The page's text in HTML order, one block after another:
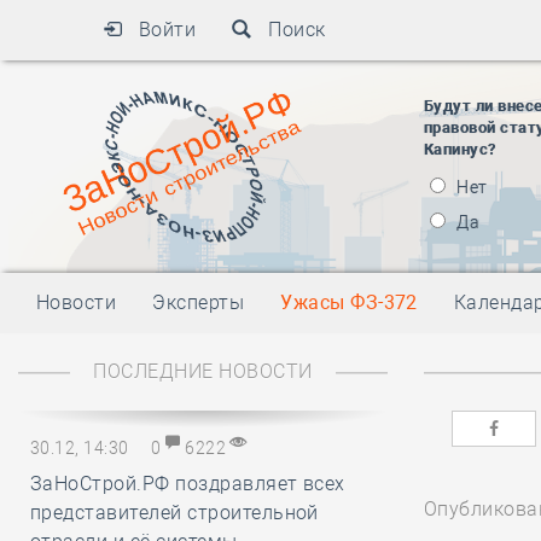
Войти Поиск
Будут ли
правовой
Капинус?
Нет
Да
Новости Эксперты Ужасы ФЗ-372
ПОСЛЕДНИЕ НОВОСТИ
30.12, 14:30 0 6222
ЗаНоСтрой.РФ поздравляет всех
представителей строительной